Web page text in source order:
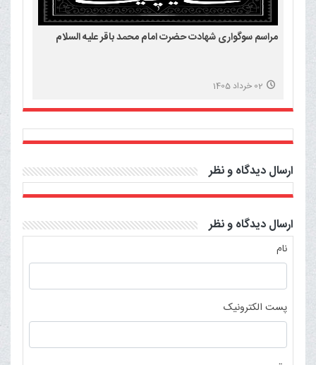
مراسم سوگواری شهادت حضرت امام محمد باقر علیه السلام
02 خرداد 1405
ارسال دیدگاه و نظر
ارسال دیدگاه و نظر
نام
پست الکترونیک